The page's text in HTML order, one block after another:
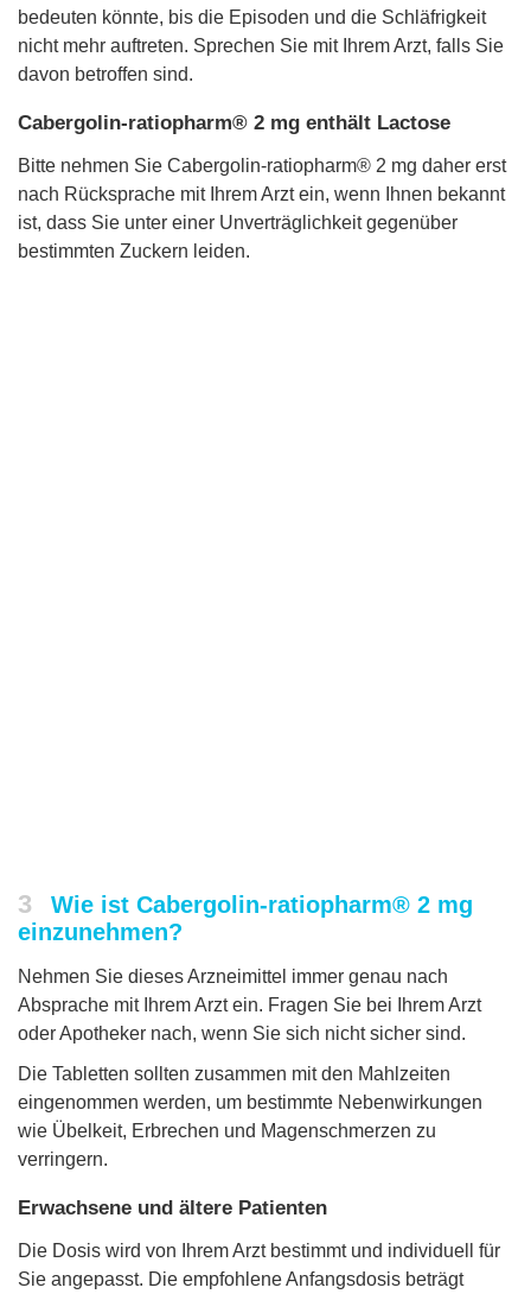
bedeuten könnte, bis die Episoden und die Schläfrigkeit
nicht mehr auftreten. Sprechen Sie mit Ihrem Arzt, falls Sie
davon betroffen sind.
Cabergolin-ratiopharm® 2 mg enthält Lactose
Bitte nehmen Sie Cabergolin-ratiopharm® 2 mg daher erst
nach Rücksprache mit Ihrem Arzt ein, wenn Ihnen bekannt
ist, dass Sie unter einer Unverträglichkeit gegenüber
bestimmten Zuckern leiden.
3
Wie ist Cabergolin-ratiopharm® 2 mg
einzunehmen?
Nehmen Sie dieses Arzneimittel immer genau nach
Absprache mit Ihrem Arzt ein. Fragen Sie bei Ihrem Arzt
oder Apotheker nach, wenn Sie sich nicht sicher sind.
Die Tabletten sollten zusammen mit den Mahlzeiten
eingenommen werden, um bestimmte Nebenwirkungen
wie Übelkeit, Erbrechen und Magenschmerzen zu
verringern.
Erwachsene und ältere Patienten
Die Dosis wird von Ihrem Arzt bestimmt und individuell für
Sie angepasst. Die empfohlene Anfangsdosis beträgt